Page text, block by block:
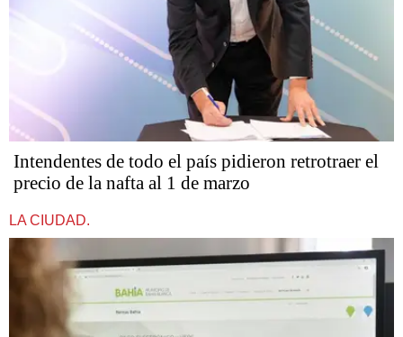
Intendentes de todo el país pidieron retrotraer el
precio de la nafta al 1 de marzo
LA CIUDAD.